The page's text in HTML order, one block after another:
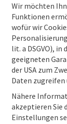
Wir möchten
Funktionen
wofür wir
lit. a DSGVO),
geeigneten
der USA zum
Daten
Nähere
akzeptieren Sie
Einstellungen